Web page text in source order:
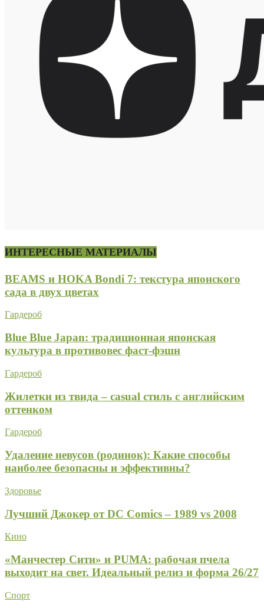
ИНТЕРЕСНЫЕ МАТЕРИАЛЫ
BEAMS и HOKA Bondi 7: текстура японского
сада в двух цветах
Гардероб
Blue Blue Japan: традиционная японская
культура в противовес фаст-фэшн
Гардероб
Жилетки из твида – casual стиль с английским
оттенком
Гардероб
Удаление невусов (родинок): Какие способы
наиболее безопасны и эффективны?
Здоровье
Лучший Джокер от DC Comics – 1989 vs 2008
Кино
«Манчестер Сити» и PUMA: рабочая пчела
выходит на свет. Идеальный релиз и форма 26/27
Спорт